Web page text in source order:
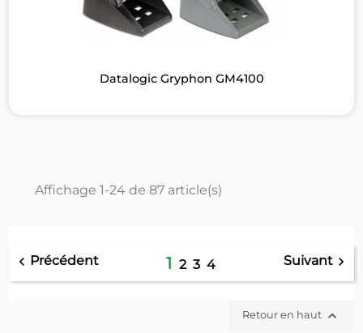
Datalogic Gryphon GM4100
Affichage 1-24 de 87 article(s)
 Précédent 1 2 3 4 Suivant
Retour en haut 